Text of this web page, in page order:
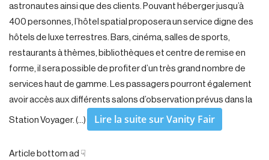
astronautes ainsi que des clients. Pouvant héberger jusqu’à
400 personnes, l’hôtel spatial proposera un service digne des
hôtels de luxe terrestres. Bars, cinéma, salles de sports,
restaurants à thèmes, bibliothèques et centre de remise en
forme, il sera possible de profiter d’un très grand nombre de
services haut de gamme. Les passagers pourront également
avoir accès aux différents salons d’observation prévus dans la
Station Voyager. (…) Lire la suite sur Vanity Fair
Article bottom ad ☟